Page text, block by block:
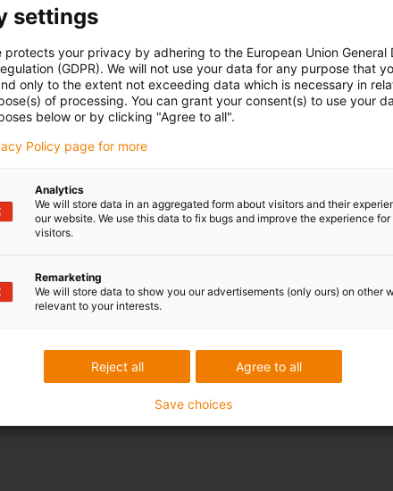
Ohne
unsere
Unser Online
richtigen
Leitung für
Leitung und
hält. So
Der
Leitungen mit
Schritten mit
settings
protects your privacy by adhering to the European Union General
(GDPR). We will not use your data for any purpose that
only to the extent not exceeding data which is necessary in
of processing. You can grant your consent(s) to use your
below or by clicking "Agree to all".
Policy page for more
Analytics
We will store data in an aggregated form about visitors and their
our website. We use this data to fix bugs and improve the experience for
visitors.
Remarketing
We will store data to show you our advertisements (only ours) on other
relevant to your interests.
Agree to all
Reject all
Save choices